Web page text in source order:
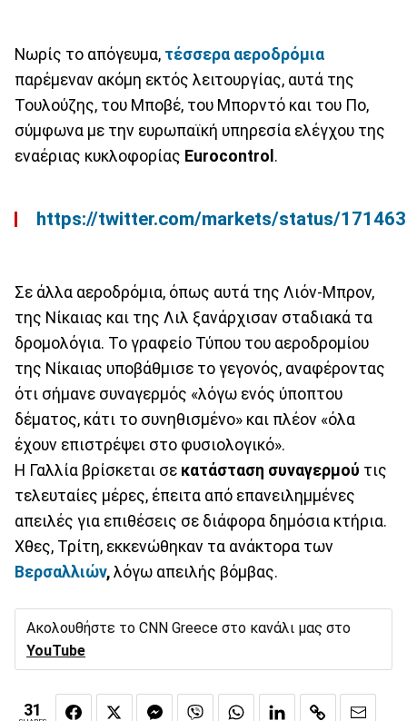
Νωρίς το απόγευμα, τέσσερα αεροδρόμια
παρέμεναν ακόμη εκτός λειτουργίας, αυτά της
Τουλούζης, του Μποβέ, του Μπορντό και του Πο,
σύμφωνα με την ευρωπαϊκή υπηρεσία ελέγχου της
εναέριας κυκλοφορίας Eurocontrol .
https://twitter.com/markets/status/
Σε άλλα αεροδρόμια, όπως αυτά της Λιόν-Μπρον,
της Νίκαιας και της Λιλ ξανάρχισαν σταδιακά τα
δρομολόγια. Το γραφείο Τύπου του αεροδρομίου
της Νίκαιας υποβάθμισε το γεγονός, αναφέροντας
ότι σήμανε συναγερμός «λόγω ενός ύποπτου
δέματος, κάτι το συνηθισμένο» και πλέον «όλα
έχουν επιστρέψει στο φυσιολογικό».
Η Γαλλία βρίσκεται σε κατάσταση συναγερμού τις
τελευταίες μέρες, έπειτα από επανειλημμένες
απειλές για επιθέσεις σε διάφορα δημόσια κτήρια.
Χθες, Τρίτη, εκκενώθηκαν τα ανάκτορα των
Βερσαλλιών, λόγω απειλής βόμβας.
Ακολουθήστε το CNN Greece στο κανάλι μας στο
YouTube
31